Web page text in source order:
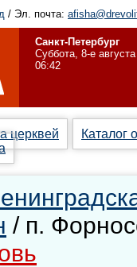
/ Эл. почта:
Санкт-Петербург
Суббота, 8-е августа
06:42
церквей
Каталог
/ п.